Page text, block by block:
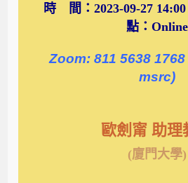
時 間：2023-09-27
點：Online
Zoom: 811 5638
msrc)
歐劍甯 助理
(廈門大學)